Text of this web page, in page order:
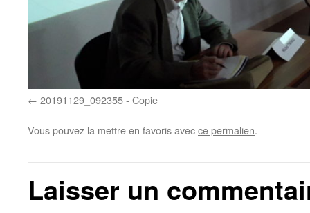
20191129_092355 - Copie
Vous pouvez la mettre en favoris avecce permalien.
Laisser un